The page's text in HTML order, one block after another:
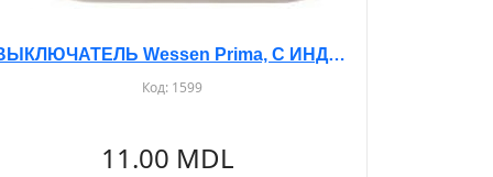
ВЫКЛЮЧАТЕЛЬ Wessen Prima, С ИНДИКАТОРОМ, С/У, 1-КЛ. БЕЖЕВЫЙ, S16-053
Код: 1599
11.00 MDL